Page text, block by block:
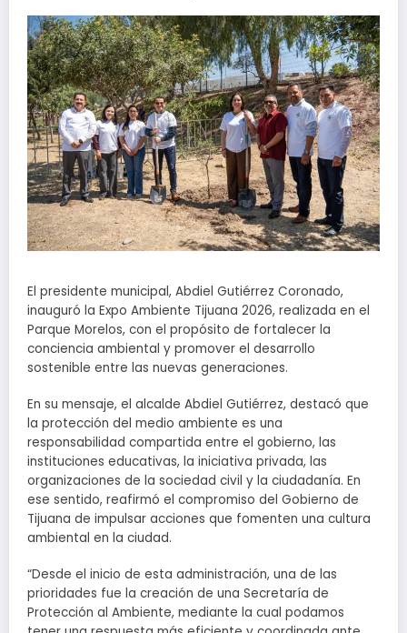
El presidente municipal, Abdiel Gutiérrez Coronado,
inauguró la Expo Ambiente Tijuana 2026, realizada en el
Parque Morelos, con el propósito de fortalecer la
conciencia ambiental y promover el desarrollo
sostenible entre las nuevas generaciones.
En su mensaje, el alcalde Abdiel Gutiérrez, destacó que
la protección del medio ambiente es una
responsabilidad compartida entre el gobierno, las
instituciones educativas, la iniciativa privada, las
organizaciones de la sociedad civil y la ciudadanía. En
ese sentido, reafirmó el compromiso del Gobierno de
Tijuana de impulsar acciones que fomenten una cultura
ambiental en la ciudad.
“Desde el inicio de esta administración, una de las
prioridades fue la creación de una Secretaría de
Protección al Ambiente, mediante la cual podamos